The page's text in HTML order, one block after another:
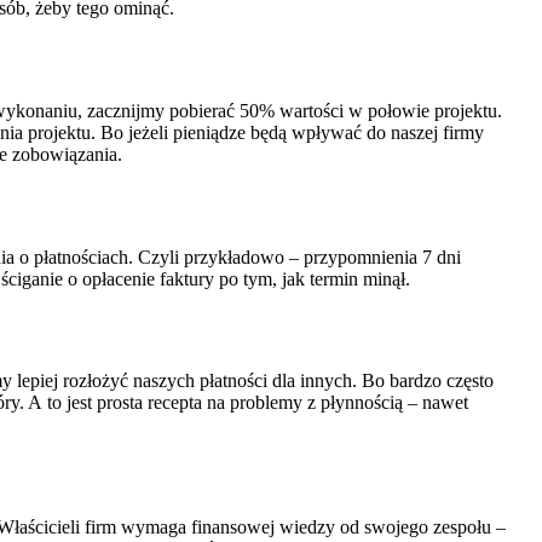
żeby tego ominąć.
zacznijmy pobierać 50% wartości w połowie projektu.
projektu. Bo jeżeli pieniądze będą wpływać do naszej firmy
zobowiązania.
o płatnościach. Czyli przykładowo – przypomnienia 7 dni
o opłacenie faktury po tym, jak termin minął.
rozłożyć naszych płatności dla innych. Bo bardzo często
A to jest prosta recepta na problemy z płynnością – nawet
firm wymaga finansowej wiedzy od swojego zespołu –